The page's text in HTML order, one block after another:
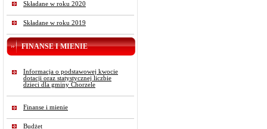
Składane w roku 2020
Składane w roku 2019
FINANSE I MIENIE
Informacja o podstawowej kwocie
dotacji oraz statystycznej liczbie
dzieci dla gminy Chorzele
Finanse i mienie
Budżet